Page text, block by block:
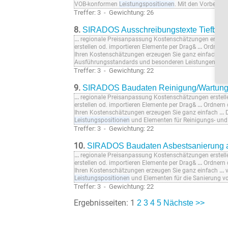
VOB-konformen Leistungspositionen. Mit den
Treffer: 3 - Gewichtung: 26
8. SIRADOS Ausschreibungstexte
... regionale Preisanpassung Kostenschätzungen
erstellen od. importieren Elemente per Drag& ... Ordnern
Ihren Kostenschätzungen erzeugen Sie ganz einfach
Ausführungsstandards und besonderen Leistungen.
Treffer: 3 - Gewichtung: 22
9. SIRADOS Baudaten Reinigung/
... regionale Preisanpassung Kostenschätzungen
erstellen od. importieren Elemente per Drag& ... Ordnern
Ihren Kostenschätzungen erzeugen Sie ganz einfach ...
Leistungspositionen und Elementen für Reinigungs-
Treffer: 3 - Gewichtung: 22
10. SIRADOS Baudaten Asbestsanierung
... regionale Preisanpassung Kostenschätzungen
erstellen od. importieren Elemente per Drag& ... Ordnern
Ihren Kostenschätzungen erzeugen Sie ganz einfach ...
Leistungspositionen und Elementen für die Sanierung
Treffer: 3 - Gewichtung: 22
Ergebnisseiten: 1 2 3 4 5 Nächste >>